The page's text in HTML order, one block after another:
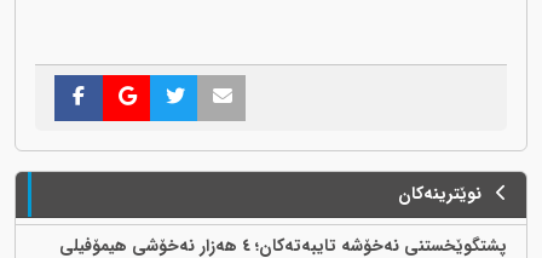
نوێترینەکان
پشتگوێخستنی نەخۆشە تایبەتەکان؛ ٤ هەزار نەخۆشی هیمۆفیلی